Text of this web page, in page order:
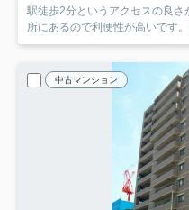
駅徒歩2分というアクセスの良
所にあるので利便性が高いです
中古マンション